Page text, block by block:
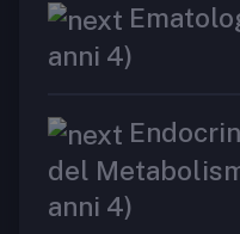
anni 4)
del
anni 4)